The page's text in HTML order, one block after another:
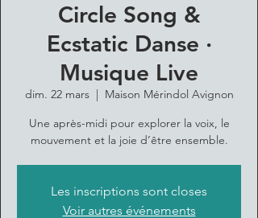
Circle Song &
Ecstatic Danse ·
Musique Live
dim. 22 mars
  |
Maison Mérindol Avignon
Une après-midi pour explorer la voix, le
mouvement et la joie d’être ensemble.
Les inscriptions sont closes
Voir autres événements